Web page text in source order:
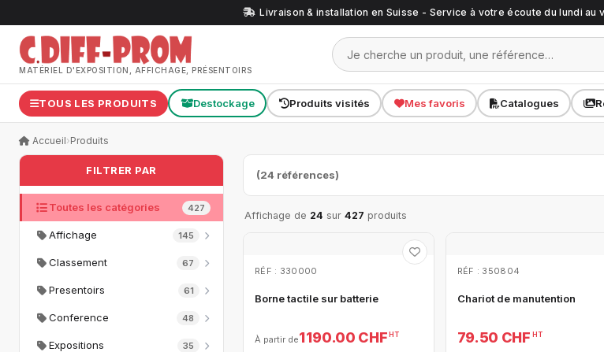
Livraison & installation en Suisse - Service à votre écoute du lundi au
MATÉRIEL D'EXPOSITION, AFFICHAGE, PRÉSENTOIRS
TOUS LES PRODUITS Destockage Produits visités Mes favoris Catalogues
Accueil›Produits
FILTRER PAR
Toutes les catégories 427
Affichage 145
Classement 67
Presentoirs 61
Conference 48
Expositions 35
(24 références)
Affichage de 24 sur 427 produits
RÉF : 330000
Borne tactile sur batterie
À partir de1 190.00 CHF HT
RÉF : 350804
Chariot de manutention
79.50 CHF HT